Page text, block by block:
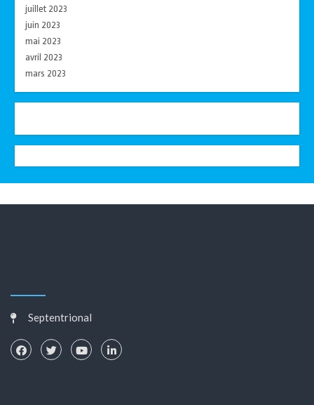
juillet 2023
juin 2023
mai 2023
avril 2023
mars 2023
Septentrional